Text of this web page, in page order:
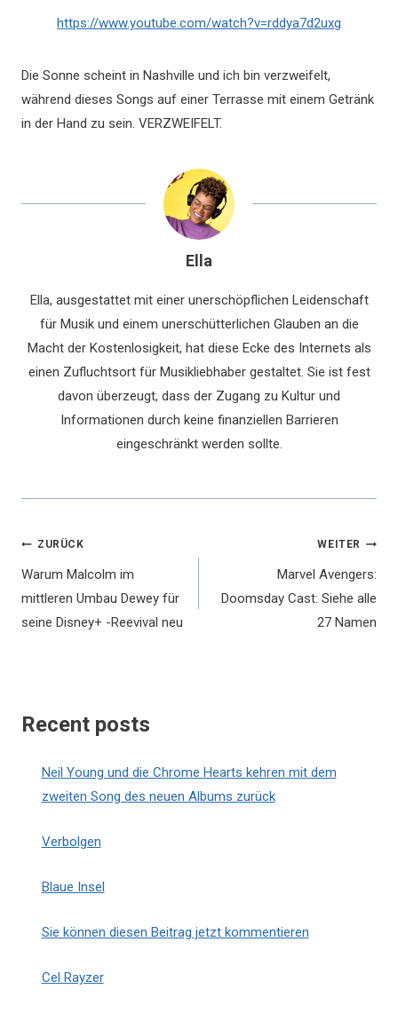
https://www.youtube.com/watch?v=rddya7d2uxg
Die Sonne scheint in Nashville und ich bin verzweifelt,
während dieses Songs auf einer Terrasse mit einem Getränk
in der Hand zu sein. VERZWEIFELT.
Ella
Ella, ausgestattet mit einer unerschöpflichen Leidenschaft
für Musik und einem unerschütterlichen Glauben an die
Macht der Kostenlosigkeit, hat diese Ecke des Internets als
einen Zufluchtsort für Musikliebhaber gestaltet. Sie ist fest
davon überzeugt, dass der Zugang zu Kultur und
Informationen durch keine finanziellen Barrieren
eingeschränkt werden sollte.
Beitragsnavigation
ZURÜCK
Warum Malcolm im
mittleren Umbau Dewey für
seine Disney+ -Reevival neu
WEITER
Marvel Avengers:
Doomsday Cast: Siehe alle
27 Namen
Recent posts
Neil Young und die Chrome Hearts kehren mit dem
zweiten Song des neuen Albums zurück
Verbolgen
Blaue Insel
Sie können diesen Beitrag jetzt kommentieren
Cel Rayzer